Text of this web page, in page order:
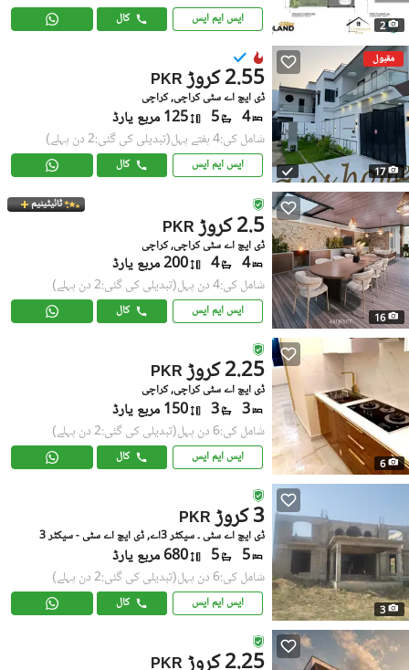
2 ایس ایم ایس کال
مقبول
17
PKR 2.55 کروڑ
ڈی ایچ اے سٹی کراچی, کراچی
4
5 125 مربع یارڈ
شامل کی:4 ہفتے پہل (تبدیلی کی گئی:2 دن پہلے)
ایس ایم ایس کال
16
ٹائیٹینیم
PKR 2.5 کروڑ
ڈی ایچ اے سٹی کراچی, کراچی
4
4 200 مربع یارڈ
شامل کی:4 دن پہل (تبدیلی کی گئی:2 دن پہلے)
ایس ایم ایس کال
6
PKR 2.25 کروڑ
ڈی ایچ اے سٹی کراچی, کراچی
3
3 150 مربع یارڈ
شامل کی:6 دن پہل (تبدیلی کی گئی:2 دن پہلے)
ایس ایم ایس کال
3
PKR 3 کروڑ
ڈی ایچ اے سٹی ۔ سیکٹر 3اے, ڈی ایچ اے سٹی - سیکٹر 3
5
5 680 مربع یارڈ
شامل کی:6 دن پہل (تبدیلی کی گئی:2 دن پہلے)
ایس ایم ایس کال